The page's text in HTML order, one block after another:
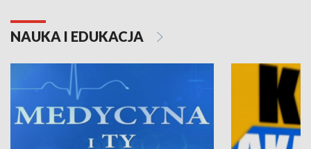
NAUKA I EDUKACJA